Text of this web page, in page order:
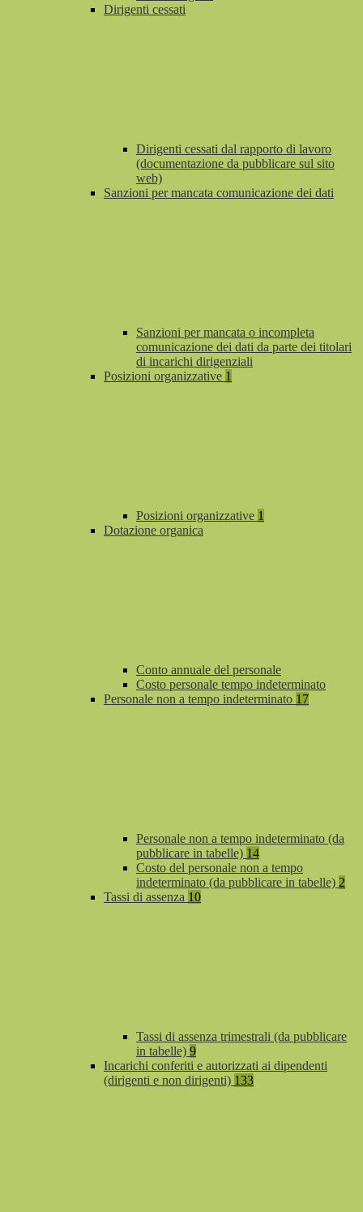
Dirigenti cessati
Dirigenti cessati dal rapporto di lavoro
(documentazione da pubblicare sul sito
web)
Sanzioni per mancata comunicazione dei dati
Sanzioni per mancata o incompleta
comunicazione dei dati da parte dei titolari
di incarichi dirigenziali
Posizioni organizzative 1
Posizioni organizzative 1
Dotazione organica
Conto annuale del personale
Costo personale tempo indeterminato
Personale non a tempo indeterminato 17
Personale non a tempo indeterminato (da
pubblicare in tabelle) 14
Costo del personale non a tempo
indeterminato (da pubblicare in tabelle) 2
Tassi di assenza 10
Tassi di assenza trimestrali (da pubblicare
in tabelle) 9
Incarichi conferiti e autorizzati ai dipendenti
(dirigenti e non dirigenti) 133